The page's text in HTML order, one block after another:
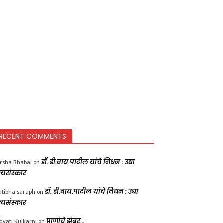
COMMENTS
Bhabal on डॉ. डी.वाय.पाटील यांचे निधन : उद्या
saraph on डॉ. डी.वाय.पाटील यांचे निधन : उद्या
प्राणांचे झुंबर…